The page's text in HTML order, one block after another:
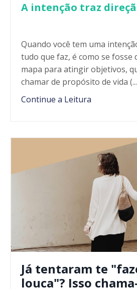
A intenção traz
Quando você tem uma
tudo que faz, é como se fosse
mapa para atingir objetivos,
chamar de propósito de vida (...
Continue a Leitura
Já tentaram te
louca"? Isso